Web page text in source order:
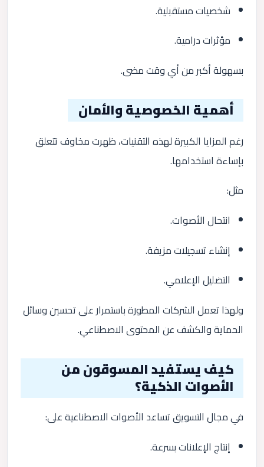
شخصيات مستقبلية.
مؤثرات درامية.
بسهولة أكبر من أي وقت مضى.
أهمية الخصوصية والأمان
رغم المزايا الكبيرة لهذه التقنيات، ظهرت مخاوف تتعلق
بإساءة استخدامها.
مثل:
انتحال الأصوات.
إنشاء تسجيلات مزيفة.
التضليل الإعلامي.
ولهذا تعمل الشركات المطورة باستمرار على تحسين وسائل
الحماية والكشف عن المحتوى الاصطناعي.
كيف يستفيد المسوقون من
الأصوات الذكية؟
في مجال التسويق تساعد الأصوات الاصطناعية على:
إنتاج الإعلانات بسرعة.